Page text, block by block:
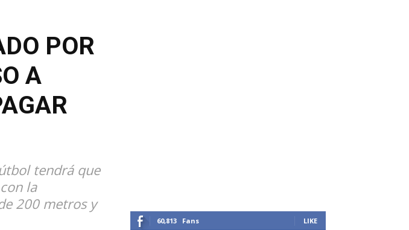
POR
A
tendrá que
la
200 metros y
60,813 Fans LIKE